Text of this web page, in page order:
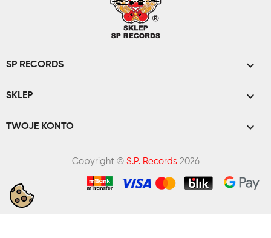
SP RECORDS 
SKLEP 
TWOJE KONTO 
Copyright © S.P. Records2026